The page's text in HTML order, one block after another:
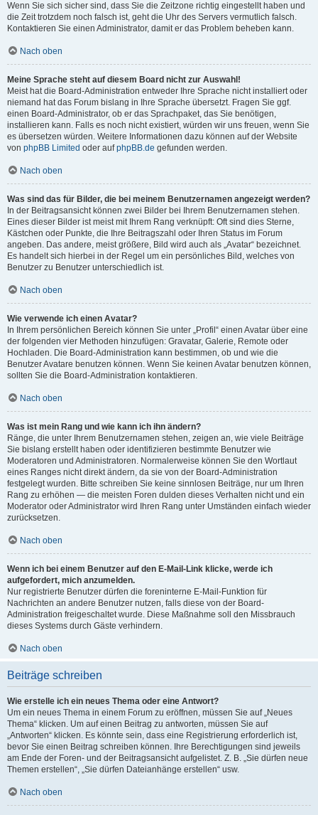
Wenn Sie sich sicher sind, dass Sie die Zeitzone richtig eingestellt haben und
die Zeit trotzdem noch falsch ist, geht die Uhr des Servers vermutlich falsch.
Kontaktieren Sie einen Administrator, damit er das Problem beheben kann.
Nach oben
Meine Sprache steht auf diesem Board nicht zur Auswahl!
Meist hat die Board-Administration entweder Ihre Sprache nicht installiert oder
niemand hat das Forum bislang in Ihre Sprache übersetzt. Fragen Sie ggf.
einen Board-Administrator, ob er das Sprachpaket, das Sie benötigen,
installieren kann. Falls es noch nicht existiert, würden wir uns freuen, wenn Sie
es übersetzen würden. Weitere Informationen dazu können auf der Website
von phpBB Limited oder aufphpBB.de gefunden werden.
Nach oben
Was sind das für Bilder, die bei meinem Benutzernamen angezeigt werden?
In der Beitragsansicht können zwei Bilder bei Ihrem Benutzernamen stehen.
Eines dieser Bilder ist meist mit Ihrem Rang verknüpft: Oft sind dies Sterne,
Kästchen oder Punkte, die Ihre Beitragszahl oder Ihren Status im Forum
angeben. Das andere, meist größere, Bild wird auch als „Avatar“ bezeichnet.
Es handelt sich hierbei in der Regel um ein persönliches Bild, welches von
Benutzer zu Benutzer unterschiedlich ist.
Nach oben
Wie verwende ich einen Avatar?
In Ihrem persönlichen Bereich können Sie unter „Profil“ einen Avatar über eine
der folgenden vier Methoden hinzufügen: Gravatar, Galerie, Remote oder
Hochladen. Die Board-Administration kann bestimmen, ob und wie die
Benutzer Avatare benutzen können. Wenn Sie keinen Avatar benutzen können,
sollten Sie die Board-Administration kontaktieren.
Nach oben
Was ist mein Rang und wie kann ich ihn ändern?
Ränge, die unter Ihrem Benutzernamen stehen, zeigen an, wie viele Beiträge
Sie bislang erstellt haben oder identifizieren bestimmte Benutzer wie
Moderatoren und Administratoren. Normalerweise können Sie den Wortlaut
eines Ranges nicht direkt ändern, da sie von der Board-Administration
festgelegt wurden. Bitte schreiben Sie keine sinnlosen Beiträge, nur um Ihren
Rang zu erhöhen — die meisten Foren dulden dieses Verhalten nicht und ein
Moderator oder Administrator wird Ihren Rang unter Umständen einfach wieder
zurücksetzen.
Nach oben
Wenn ich bei einem Benutzer auf den E-Mail-Link klicke, werde ich
aufgefordert, mich anzumelden.
Nur registrierte Benutzer dürfen die foreninterne E-Mail-Funktion für
Nachrichten an andere Benutzer nutzen, falls diese von der Board-
Administration freigeschaltet wurde. Diese Maßnahme soll den Missbrauch
dieses Systems durch Gäste verhindern.
Nach oben
Beiträge schreiben
Wie erstelle ich ein neues Thema oder eine Antwort?
Um ein neues Thema in einem Forum zu eröffnen, müssen Sie auf „Neues
Thema“ klicken. Um auf einen Beitrag zu antworten, müssen Sie auf
„Antworten“ klicken. Es könnte sein, dass eine Registrierung erforderlich ist,
bevor Sie einen Beitrag schreiben können. Ihre Berechtigungen sind jeweils
am Ende der Foren- und der Beitragsansicht aufgelistet. Z. B. „Sie dürfen neue
Themen erstellen“, „Sie dürfen Dateianhänge erstellen“ usw.
Nach oben